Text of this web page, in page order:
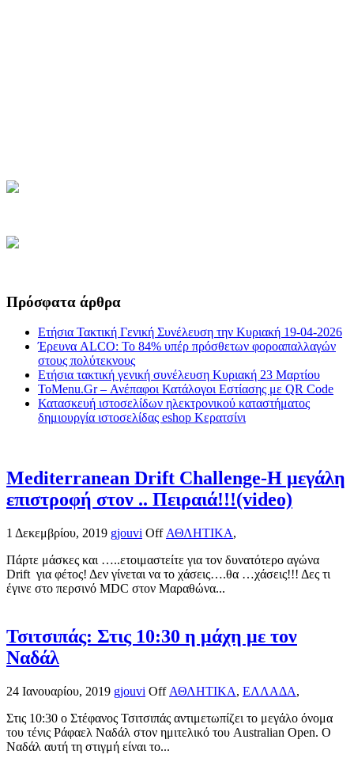
Πρόσφατα άρθρα
Ετήσια Τακτική Γενική Συνέλευση την Κυριακή 19-04-2026
Έρευνα ALCO: Το 84% υπέρ πρόσθετων φοροαπαλλαγών
στους πολύτεκνους
Ετήσια τακτική γενική συνέλευση Κυριακή 23 Μαρτίου
ToMenu.Gr – Ανέπαφοι Κατάλογοι Εστίασης με QR Code
Κατασκευή ιστοσελίδων ηλεκτρονικού καταστήματος
δημιουργία ιστοσελίδας eshop Κερατσίνι
Mediterranean Drift Challenge-Η μεγάλη
επιστροφή στον .. Πειραιά!!!(video)
1 Δεκεμβρίου, 2019 gjouvi Off ΑΘΛΗΤΙΚΑ,
Πάρτε μάσκες και …..ετοιμαστείτε για τον δυνατότερο αγώνα
Drift για φέτος! Δεν γίνεται να το χάσεις….θα …χάσεις!!! Δες τι
έγινε στο περσινό MDC στον Μαραθώνα...
Τσιτσιπάς: Στις 10:30 η μάχη με τον
Ναδάλ
24 Ιανουαρίου, 2019 gjouvi Off ΑΘΛΗΤΙΚΑ, ΕΛΛΑΔΑ,
Στις 10:30 ο Στέφανος Τσιτσιπάς αντιμετωπίζει το μεγάλο όνομα
του τένις Ράφαελ Ναδάλ στον ημιτελικό του Australian Open. Ο
Ναδάλ αυτή τη στιγμή είναι το...